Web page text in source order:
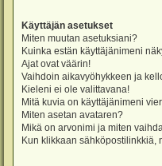
Käyttäjän asetukset
Miten muutan asetuksiani?
Kuinka estän käyttäjänimeni
Ajat ovat väärin!
Vaihdoin aikavyöhykkeen ja
Kieleni ei ole valittavana!
Mitä kuvia on käyttäjänimeni
Miten asetan avataren?
Mikä on arvonimi ja miten
Kun klikkaan sähköpostilinkkiä,